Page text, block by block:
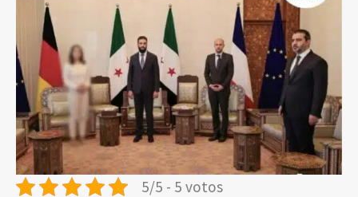
5/5 - 5 votos